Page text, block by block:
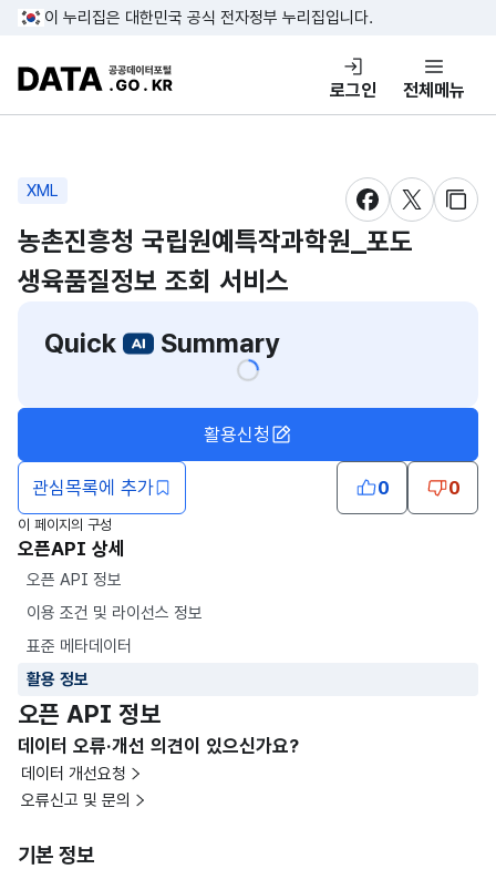
콘텐츠 바로가기
푸터 바로가기
이 누리집은 대한민국 공식 전자정부 누리집입니다.
DATA.GO.KR 공공데이터포털
로그인 전체메뉴
XML
새창 열림새창 열림
새창
농촌진흥청 국립원예특작과학원_포도
생육품질정보 조회 서비스
Quick
Summary
관심목록에 추가
활용신청
0 0
이 페이지의 구성
오픈API 상세
오픈 API 정보
이용 조건 및 라이선스 정보
표준 메타데이터
활용 정보
오픈 API 정보
데이터 오류·개선 의견이 있으신가요?
데이터 개선요청
오류신고 및 문의
기본 정보